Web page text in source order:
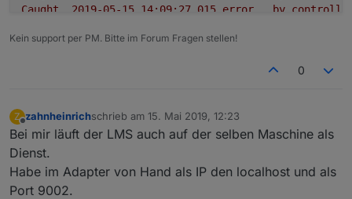
Caught
error by
Caught
2019-05-15 14:09:27.014 error
2019-05-15 14:09:26.961 info
squeezeboxrpc.0
squeezeboxrpc.0
squeezeboxrpc.0
2019-05-15 14:09:26.960 error at
squeezeboxrpc.0
squeezeboxrpc.0
2019-05-15 14:09:26.960 error at
squeezeboxrpc.0
Kein support per PM. Bitte im Forum Fragen stellen!
0
Z
Offline
zahnheinrichschrieb am 15. Mai 2019, 12:23
zuletzt editiert von
Bei mir läuft der LMS auch auf der selben Maschine als
Dienst.
Habe im Adapter von Hand als IP den localhost und als
Port 9002.